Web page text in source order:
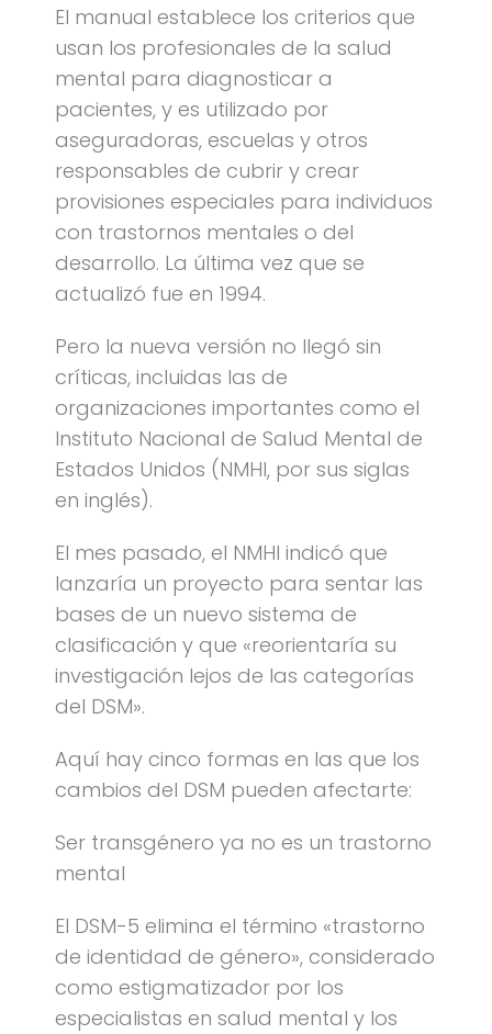
El manual establece los criterios que
usan los profesionales de la salud
mental para diagnosticar a
pacientes, y es utilizado por
aseguradoras, escuelas y otros
responsables de cubrir y crear
provisiones especiales para individuos
con trastornos mentales o del
desarrollo. La última vez que se
actualizó fue en 1994.
Pero la nueva versión no llegó sin
críticas, incluidas las de
organizaciones importantes como el
Instituto Nacional de Salud Mental de
Estados Unidos (NMHI, por sus siglas
en inglés).
El mes pasado, el NMHI indicó que
lanzaría un proyecto para sentar las
bases de un nuevo sistema de
clasificación y que «reorientaría su
investigación lejos de las categorías
del DSM».
Aquí hay cinco formas en las que los
cambios del DSM pueden afectarte:
Ser transgénero ya no es un trastorno
mental
El DSM-5 elimina el término «trastorno
de identidad de género», considerado
como estigmatizador por los
especialistas en salud mental y los